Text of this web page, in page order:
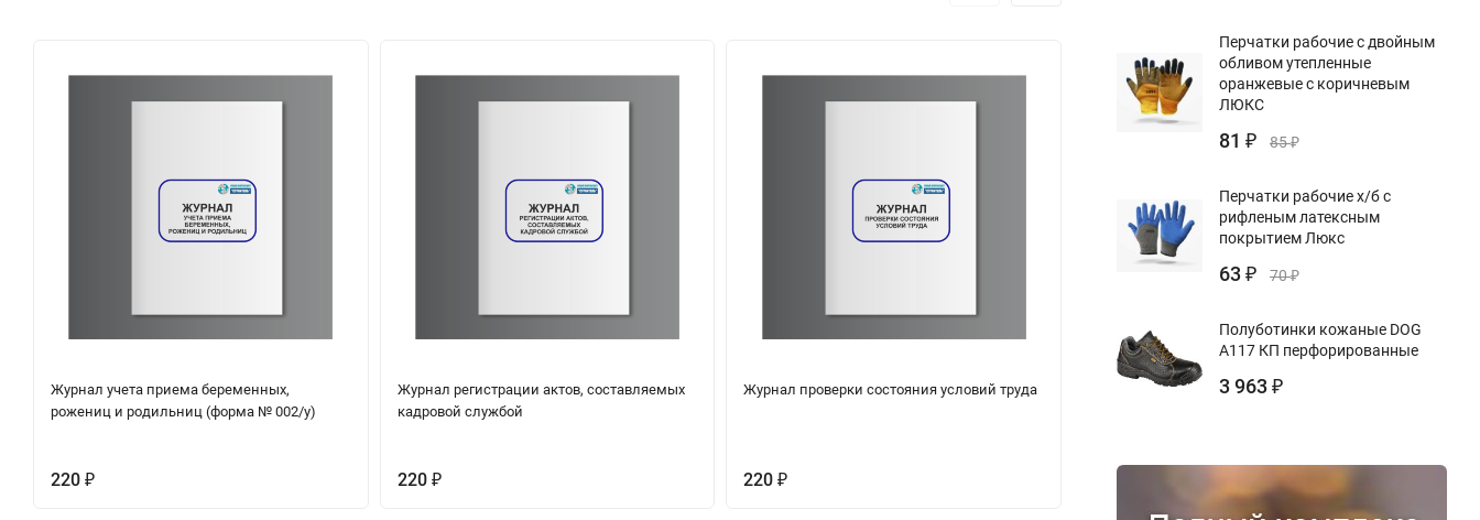
Журнал учета приема беременных,
рожениц и родильниц (форма № 002/у)
220 ₽
Журнал регистрации актов, составляемых
кадровой службой
220 ₽
Журнал проверки состояния условий труда
220₽
Журнал контроля состава
Перчатки рабочие с двойным
обливом утепленные
оранжевые с коричневым
ЛЮКС
81 ₽ 85₽
Перчатки рабочие х/б с
рифленым латексным
покрытием Люкс
63 ₽ 70₽
Полуботинки кожаные DOG
А117 КП перфорированные
3 963 ₽